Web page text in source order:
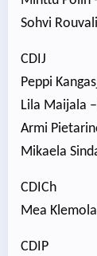
Sohvi
CDIJ
Peppi
Lila Maijala
Armi
Mikaela
CDICh
Mea Klemola
CDIP